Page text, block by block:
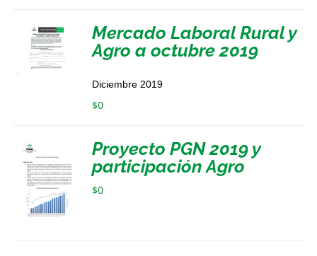
Mercado Laboral Rural y
Agro a octubre 2019
Diciembre 2019
$0
Proyecto PGN 2019 y
participación Agro
$0